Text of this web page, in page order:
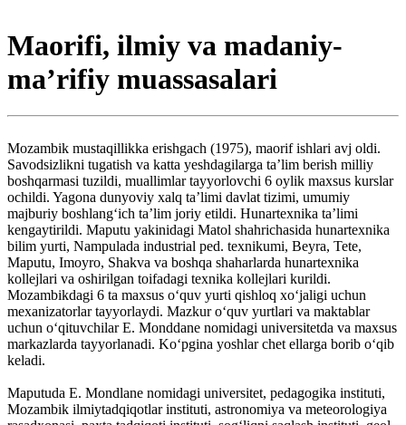
Maorifi, ilmiy va madaniy-
maʼrifiy muassasalari
Mozambik mustaqillikka erishgach (1975), maorif ishlari avj oldi.
Savodsizlikni tugatish va katta yeshdagilarga taʼlim berish milliy
boshqarmasi tuzildi, muallimlar tayyorlovchi 6 oylik maxsus kurslar
ochildi. Yagona dunyoviy xalq taʼlimi davlat tizimi, umumiy
majburiy boshlangʻich taʼlim joriy etildi. Hunartexnika taʼlimi
kengaytirildi. Maputu yakinidagi Matol shahrichasida hunartexnika
bilim yurti, Nampulada industrial ped. texnikumi, Beyra, Tete,
Maputu, Imoyro, Shakva va boshqa shaharlarda hunartexnika
kollejlari va oshirilgan toifadagi texnika kollejlari kurildi.
Mozambikdagi 6 ta maxsus oʻquv yurti qishloq xoʻjaligi uchun
mexanizatorlar tayyorlaydi. Mazkur oʻquv yurtlari va maktablar
uchun oʻqituvchilar E. Monddane nomidagi universitetda va maxsus
markazlarda tayyorlanadi. Koʻpgina yoshlar chet ellarga borib oʻqib
keladi.
Maputuda E. Mondlane nomidagi universitet, pedagogika instituti,
Mozambik ilmiytadqiqotlar instituti, astronomiya va meteorologiya